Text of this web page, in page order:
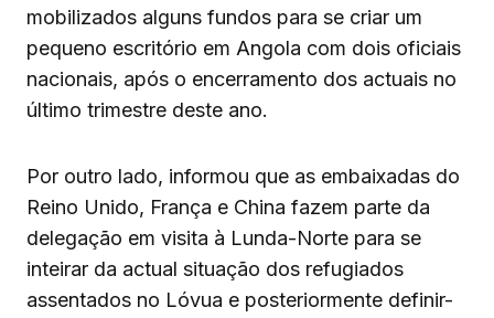
mobilizados alguns fundos para se criar um
pequeno escritório em Angola com dois oficiais
nacionais, após o encerramento dos actuais no
último trimestre deste ano.
Por outro lado, informou que as embaixadas do
Reino Unido, França e China fazem parte da
delegação em visita à Lunda-Norte para se
inteirar da actual situação dos refugiados
assentados no Lóvua e posteriormente definir-